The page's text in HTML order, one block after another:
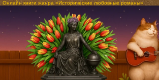
Онлайн книги жанра «Исторические любовные романы»